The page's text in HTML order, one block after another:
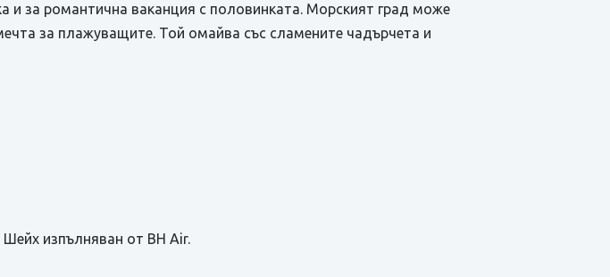
и за романтична ваканция с половинката. Морският град може
за плажуващите. Той омайва със сламените чадърчета и
изпълняван от BH Air.